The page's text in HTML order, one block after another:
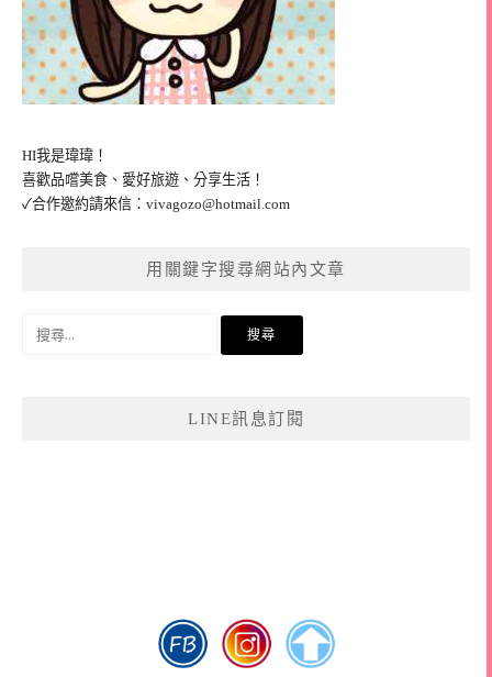
HI我是瑋瑋！
喜歡品嚐美食、愛好旅遊、分享生活！
✓合作邀約請來信： vivagozo@hotmail.com
用關鍵字搜尋網站內文章
LINE訊息訂閱